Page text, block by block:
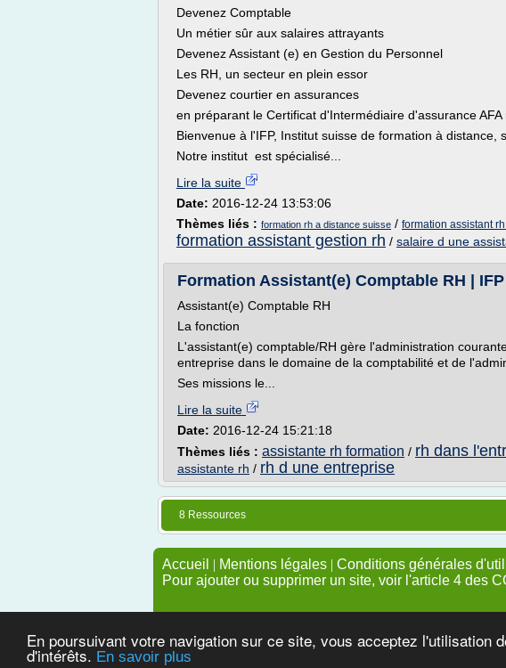
En poursuivant votre navigation sur ce site, vous acceptez
d'intérêts. En savoir plus
Devenez Comptable
Un métier sûr aux salaires attrayants
Devenez Assistant (e) en Gestion du Personnel
Les RH, un secteur en plein essor
Devenez courtier en assurances
en préparant le Certificat d'Intermédiaire d'assurance
Bienvenue à l'IFP, Institut suisse de formation à distance,
Notre institut est spécialisé...
Lire la suite
Date: 2016-12-24 13:53:06
Thèmes liés : formation rh a distance suisse / formation assistant
formation assistant gestion rh / salaire d une
Formation Assistant(e) Comptable RH | IFP
Assistant(e) Comptable RH
La fonction
L'assistant(e) comptable/RH gère l'administration
entreprise dans le domaine de la comptabilité et de
Ses missions le...
Lire la suite
Date: 2016-12-24 15:21:18
Thèmes liés : assistante rh formation / rh dans
assistante rh / rh d une entreprise
8 Ressources
Accueil | Mentions légales | Conditions générales
Pour ajouter ou supprimer un site, voir l'article 4 des